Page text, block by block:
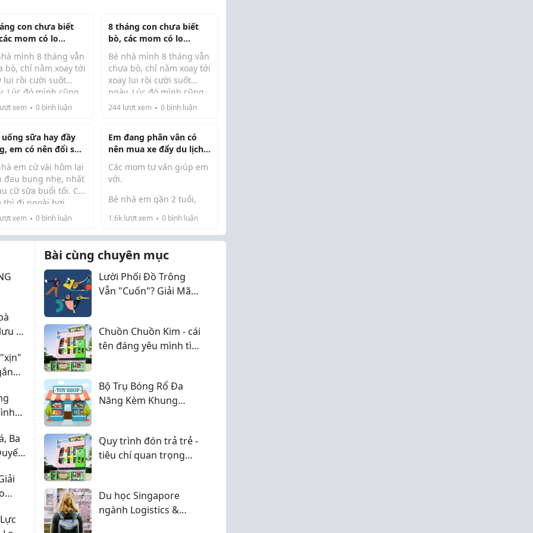
con chưa biết
mom có lo
ạ?
mình 8 tháng vẫn
bò, chỉ nằm xoay tới
lui rồi cười suốt
Lúc đó mình cũng
lắm, đặc biệt là
khắp nhà. Mình có
xem 0 bình luận
8 tháng con chưa biết
bò, các mom có lo
không ạ?
Bé nhà mình 8 tháng vẫn
chưa bò, chỉ nằm xoay tới
xoay lui rồi cười suốt
ngày. Lúc đó mình cũng
sốt ruột lắm, đặc biệt là
đã bò khắp nhà. Mình có
đọc m...
244lượt xem 0bình luận
uống sữa hay đầy
em có nên đổi sữa
các mom?
em cứ vài hôm lại
đau bụng nhẹ, nhất
cữ sữa buổi tối. Có
thì đi ngoài hơi
có hôm lại bình
nhân từ đâu.
the...
xem 0 bình luận
Em đang phân vân có
nên mua xe đẩy du lịch
riêng cho con không?
Các mom tư vấn giúp em
với.
Bé nhà em gần 2 tuổi,
thương mại hay công
viên đều đi được một lúc
thay nhau bế nên lúc về
ai cũng mỏi rã rời.
Em đang tính mua m...
1.6klượt xem 0bình luận
ý
Ba
Bài cùng chuyên mục
Lười Phối Đồ Trông
Vẫn "Cuốn"? Giải Mã
Chuồn Chuồn Kim - cái
tên đáng yêu mình tìm
Bộ Trụ Bóng Rổ Đa
Năng Kèm Khung
Quy trình đón trả trẻ -
tiêu chí quan trọng
Du học Singapore
ngành Logistics &